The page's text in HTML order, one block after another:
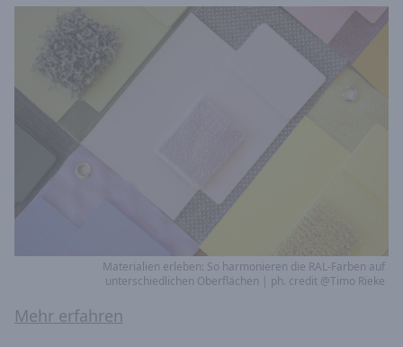
Materialien erleben: So harmonieren die RAL-Farben auf
unterschiedlichen Oberflächen | ph. credit @Timo Rieke
Mehr erfahren